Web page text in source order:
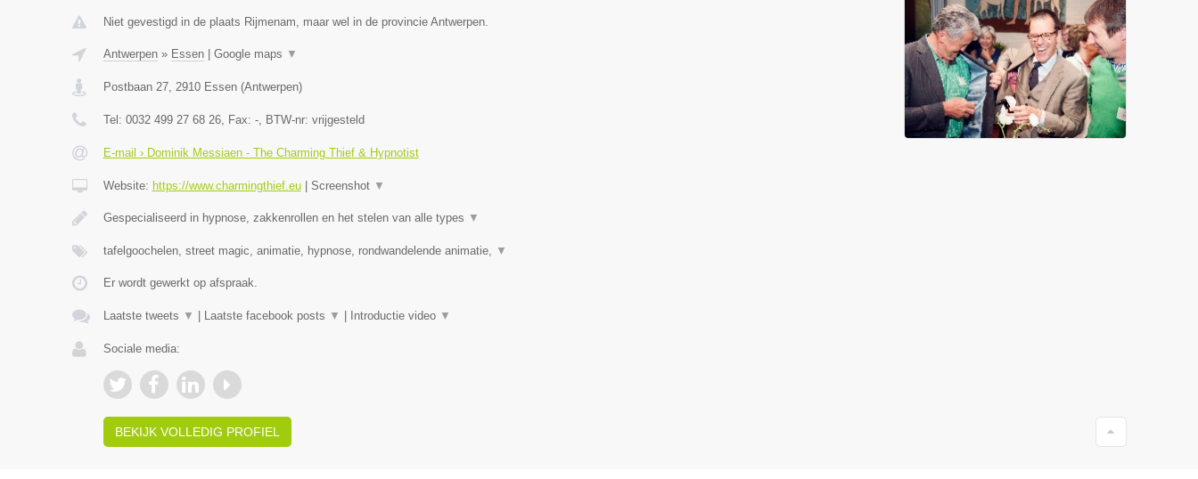
Niet gevestigd in de plaats Rijmenam, maar wel in de provincie Antwerpen.
Antwerpen» Essen| Google maps ▼
Postbaan 27, 2910 Essen(Antwerpen)
Tel: 0032 499 27 68 26, Fax: -, BTW-nr: vrijgesteld
E-mail › Dominik Messiaen - The Charming Thief & Hypnotist
Website: https://www.charmingthief.eu| Screenshot ▼
Gespecialiseerd in hypnose, zakkenrollen en het stelen van alle types ▼
tafelgoochelen, street magic, animatie, hypnose, rondwandelende animatie, ▼
Er wordt gewerkt op afspraak.
Laatste tweets ▼ Laatste facebook posts ▼ Introductie video ▼
Sociale media:
BEKIJK VOLLEDIG PROFIEL